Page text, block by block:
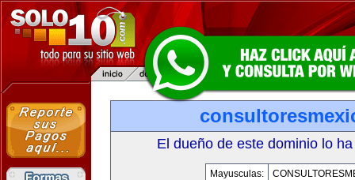
El dueño de este dominio lo
Mayusculas: